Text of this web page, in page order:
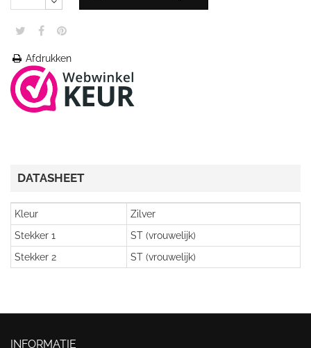
Afdrukken
DATASHEET
Kleur
Zilver
Stekker 1
ST (vrouwelijk)
Stekker 2
ST (vrouwelijk)
INFORMATIE